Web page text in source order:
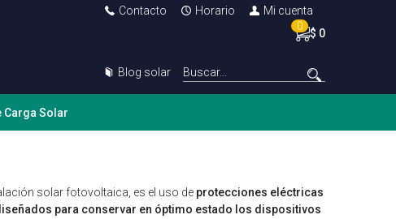
Contacto Horario
Mi cuenta
0
$ 0
Blog solar
Solar
solar fotovoltaica, es el uso de protecciones eléctricas
para conservar en óptimo estado los dispositivos